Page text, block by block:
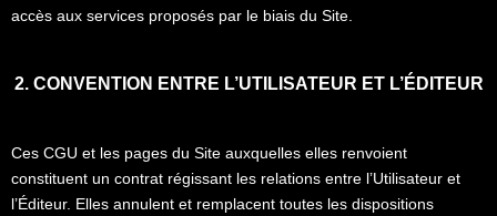
accès aux services proposés par le biais du Site.
2. CONVENTION ENTRE L’UTILISATEUR ET L’ÉDITEUR
Ces CGU et les pages du Site auxquelles elles renvoient
constituent un contrat régissant les relations entre l’Utilisateur et
l’Éditeur. Elles annulent et remplacent toutes les dispositions